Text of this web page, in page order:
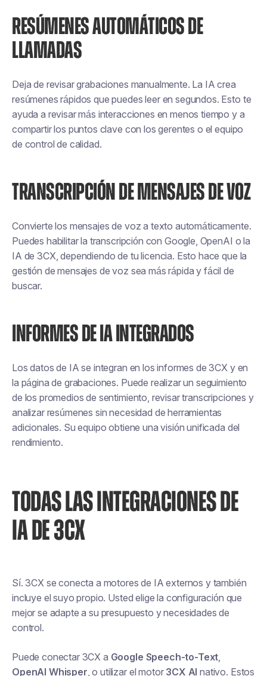
RESÚMENES AUTOMÁTICOS DE
LLAMADAS
Deja de revisar grabaciones manualmente. La IA crea
resúmenes rápidos que puedes leer en segundos. Esto te
ayuda a revisar más interacciones en menos tiempo y a
compartir los puntos clave con los gerentes o el equipo
de control de calidad.
TRANSCRIPCIÓN DE MENSAJES DE VOZ
Convierte los mensajes de voz a texto automáticamente.
Puedes habilitar la transcripción con Google, OpenAI o la
IA de 3CX, dependiendo de tu licencia. Esto hace que la
gestión de mensajes de voz sea más rápida y fácil de
buscar.
INFORMES DE IA INTEGRADOS
Los datos de IA se integran en los informes de 3CX y en
la página de grabaciones. Puede realizar un seguimiento
de los promedios de sentimiento, revisar transcripciones y
analizar resúmenes sin necesidad de herramientas
adicionales. Su equipo obtiene una visión unificada del
rendimiento.
TODAS LAS INTEGRACIONES DE
IA DE 3CX
Sí. 3CX se conecta a motores de IA externos y también
incluye el suyo propio. Usted elige la configuración que
mejor se adapte a su presupuesto y necesidades de
control.
Puede conectar 3CX a Google Speech-to-Text,
OpenAI Whisper, o utilizar el motor 3CX AI nativo. Estos